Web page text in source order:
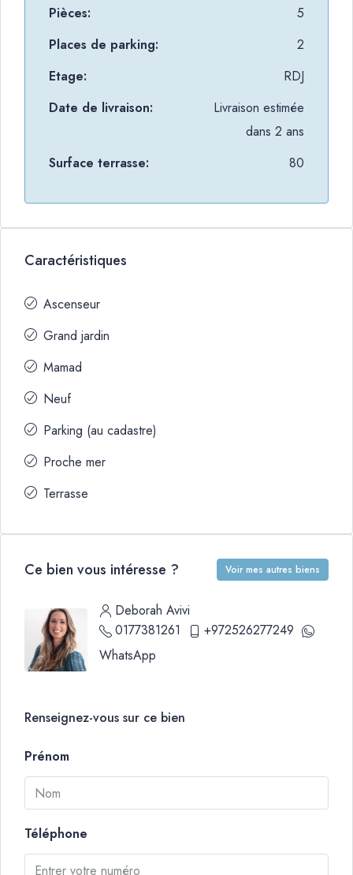
Pièces:
5
Places de parking:
2
Etage:
RDJ
Date de livraison:
Livraison estimée
dans 2 ans
Surface terrasse:
80
Caractéristiques
Ascenseur
Grand jardin
Mamad
Neuf
Parking (au cadastre)
Proche mer
Terrasse
Ce bien vous intéresse ? Voir mes autres biens
Deborah Avivi
0177381261
+972526277249
WhatsApp
Renseignez-vous sur ce bien
Prénom
Téléphone